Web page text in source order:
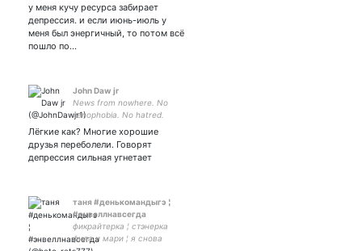
у меня кучу ресурса забирает
депрессия. и если июнь-июль у
меня был энергичный, то потом всё
пошло по…
John Daw jr
News from nowhere. No
xenophobia. No hatred.
Забаню комми,наци и
прочую нечисть! Взаимный
игноринг
Лёгкие как? Многие хорошие
друзья переболели. Говорят
депрессия сильная угнетает
таня #денькомандыгэ ¦
#энвеллнавсегда
фикрайтерка ¦ стэнерка
фила и мари ¦ я снова